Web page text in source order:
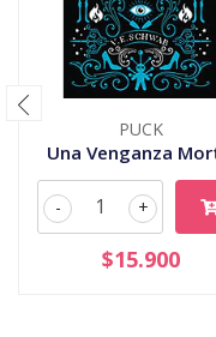
PUCK
Una Venganza
+
-
$15.900